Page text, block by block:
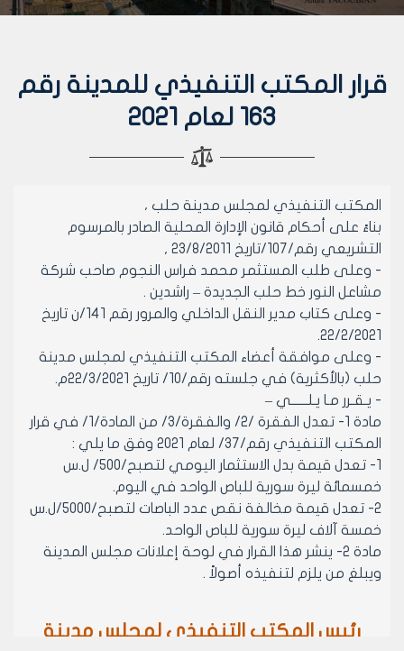
قرار المكتب التنفيذي للمدينة رقم
163 لعام 2021
المكتب التنفيذي لمجلس مدينة حلب ،
بناءً على أحكام قانون الإدارة المحلية الصادر بالمرسوم
التشريعي رقم/107/تاريخ 23/8/2011 ,
- وعلى طلب المستثمر محمد فراس النجوم صاحب شركة
مشاعل النور خط حلب الجديدة – راشدين .
- وعلى كتاب مدير النقل الداخلي والمرور رقم 141/ن تاريخ
22/2/2021.
- وعلى موافقة أعضاء المكتب التنفيذي لمجلس مدينة
حلب (بالأكثرية) في جلسته رقم/10/ تاريخ 22/3/2021م.
- يـقـرر مـا يـلــــــي –
مادة 1- تعدل الفقرة /2/ والفقرة/3/ من المادة/1/ في قرار
المكتب التنفيذي رقم/37/ لعام 2021 وفق ما يلي :
1- تعدل قيمة بدل الاستثمار اليومي لتصبح/500/ ل.س
خمسمائة ليرة سورية للباص الواحد في اليوم.
2- تعدل قيمة مخالفة نقص عدد الباصات لتصبح/5000/ل.س
خمسة آلاف ليرة سورية للباص الواحد.
مادة 2- ينشر هذا القرار في لوحة إعلانات مجلس المدينة
ويبلغ من يلزم لتنفيذه أصولاً .
رئيس المكتب التنفيذي لمجلس مدينة